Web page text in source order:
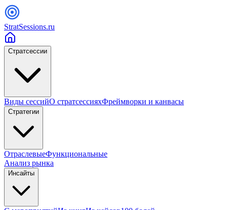
StratSessions.ru
Стратсессии
Виды сессийО стратсессияхФреймворки и канвасы
Стратегии
ОтраслевыеФункциональные
Анализ рынка
Инсайты